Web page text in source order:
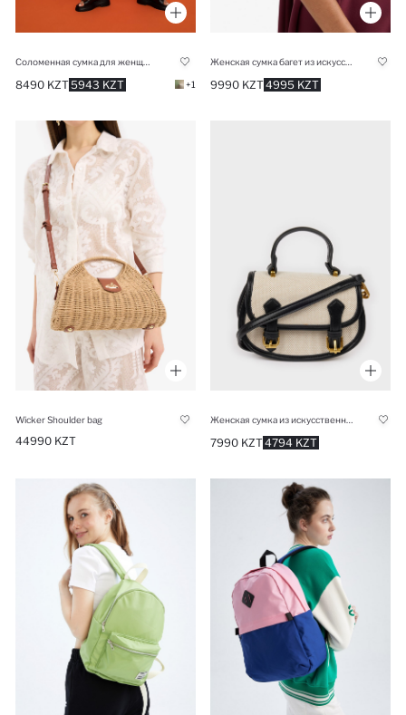
5943 KZT
8490 KZT +1 4995 KZT
9990 KZT
Wicker Shoulder bag
44990 KZT
Женская сумка из искусственной кожи под канвас
4794 KZT
7990 KZT